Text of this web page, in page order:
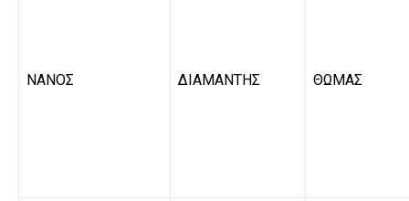
ΝΑΝΟΣ ΔΙΑΜΑΝΤΗΣ ΘΩΜΑΣ